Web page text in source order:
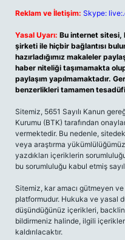
Reklam ve İletişim: Skype:
Yasal Uyarı: Bu internet sitesi,
şirketi ile hiçbir bağlantısı
hazırladığımız makaleler
haber niteliği taşımamakta
paylaşım yapılmamaktadır.
benzerlikleri tamamen
Sitemiz, 5651 Sayılı Kanun
Kurumu (BTK) tarafından
vermektedir. Bu nedenle,
veya araştırma
yazdıkları içeriklerin
bu sorumluluğu kabul etmiş
Sitemiz, kar amacı gütmeyen
platformudur. Hukuka ve yasal
düşündüğünüz içerikleri,
bildirmeniz halinde, ilgili
kaldırılacaktır.